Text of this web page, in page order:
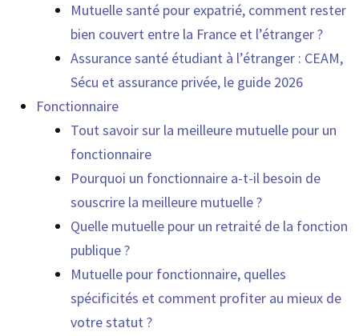
Mutuelle santé pour expatrié, comment rester
bien couvert entre la France et l’étranger ?
Assurance santé étudiant à l’étranger : CEAM,
Sécu et assurance privée, le guide 2026
Fonctionnaire
Tout savoir sur la meilleure mutuelle pour un
fonctionnaire
Pourquoi un fonctionnaire a-t-il besoin de
souscrire la meilleure mutuelle ?
Quelle mutuelle pour un retraité de la fonction
publique ?
Mutuelle pour fonctionnaire, quelles
spécificités et comment profiter au mieux de
votre statut ?